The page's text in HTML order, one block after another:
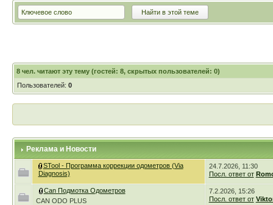
8чел. читают эту тему (гостей: 8, скрытых пользователей: 0)
Пользователей: 0
Реклама и Новости
STool - Программа коррекции одометров (Via
Diagnosis)
24.7.2026, 11:30
Посл. ответ от
Can Подмотка Одометров
CAN ODO PLUS
7.2.2026, 15:26
Посл. ответ от